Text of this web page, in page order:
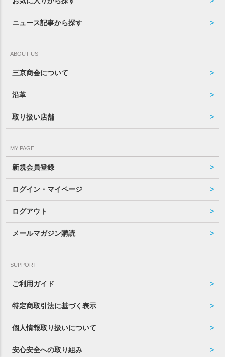
ニュース記事から探す
ABOUT US
三京商会について
沿革
取り扱い店舗
MY PAGE
新規会員登録
ログイン・マイページ
ログアウト
メールマガジン購読
SUPPORT
ご利用ガイド
特定商取引法に基づく表示
個人情報取り扱いについて
安心安全への取り組み